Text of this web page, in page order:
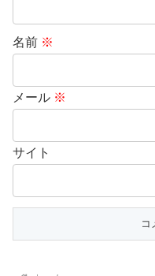
名前 ※
メール ※
サイト